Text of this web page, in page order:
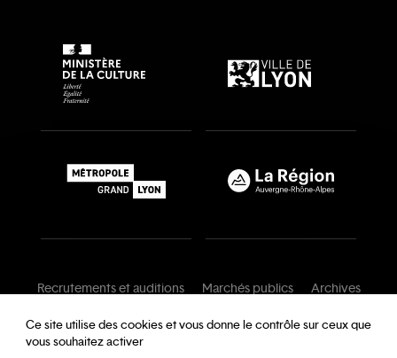
Recrutements et auditions Marchés publics
Archives
Charte de modération
Ce site utilise des cookies et vous donne le contrôle sur ceux que
vous souhaitez activer